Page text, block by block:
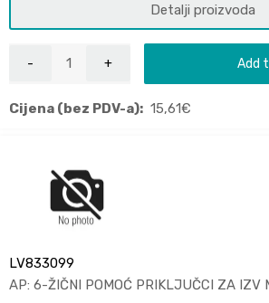
Detalji proizvoda
Add
Cijena (bez PDV-a): 15,61€
LV833099
AP: 6-ŽIČNI POMOĆ PRIKLJUČCI ZA IZV